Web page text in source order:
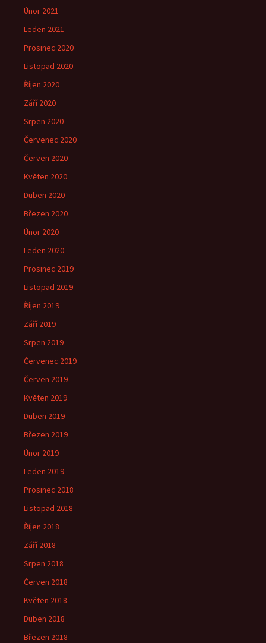
Únor 2021
Leden 2021
Prosinec 2020
Listopad 2020
Říjen 2020
Září 2020
Srpen 2020
Červenec 2020
Červen 2020
Květen 2020
Duben 2020
Březen 2020
Únor 2020
Leden 2020
Prosinec 2019
Listopad 2019
Říjen 2019
Září 2019
Srpen 2019
Červenec 2019
Červen 2019
Květen 2019
Duben 2019
Březen 2019
Únor 2019
Leden 2019
Prosinec 2018
Listopad 2018
Říjen 2018
Září 2018
Srpen 2018
Červen 2018
Květen 2018
Duben 2018
Březen 2018